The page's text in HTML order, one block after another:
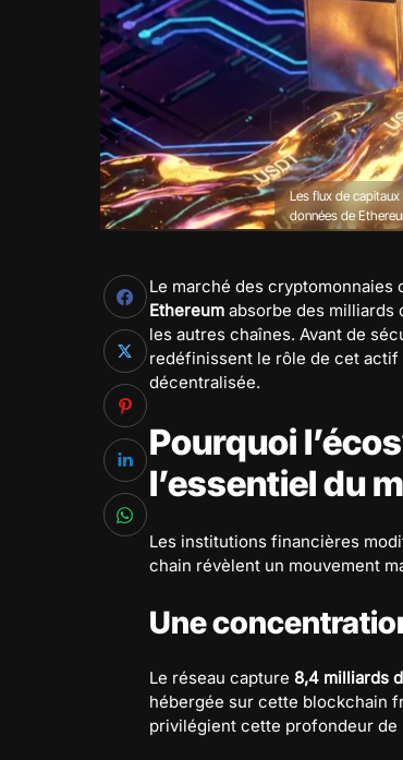
Les flux de
données de
Le marché des
Ethereum absorbe des milliards
les autres chaînes. Avant de
redéfinissent le rôle de cet actif
décentralisée.
Pourquoi
l’essentiel du
Les institutions financières
chain révèlent un mouvement
Une
Le réseau capture 8,4 milliards
hébergée sur cette blockchain
privilégient cette profondeur de